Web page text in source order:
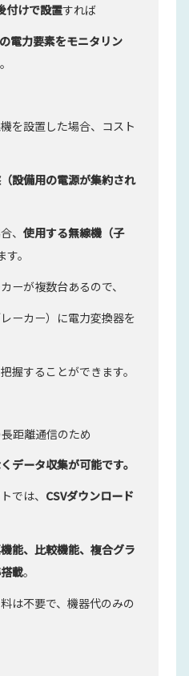
付けで設置すれば
電力要素をモニタリン
を設置した場合、コスト
設備用の電源が集約され
、使用する無線機（子
。
ーが複数台あるので、
ーカー）に電力変換器を
握することができます。
距離通信のため
データ収集が可能です。
では、 CSVダウンロード
能、比較機能、複合グラ
載。
は不要で、機器代のみの